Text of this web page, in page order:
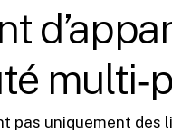
pas uniquement des